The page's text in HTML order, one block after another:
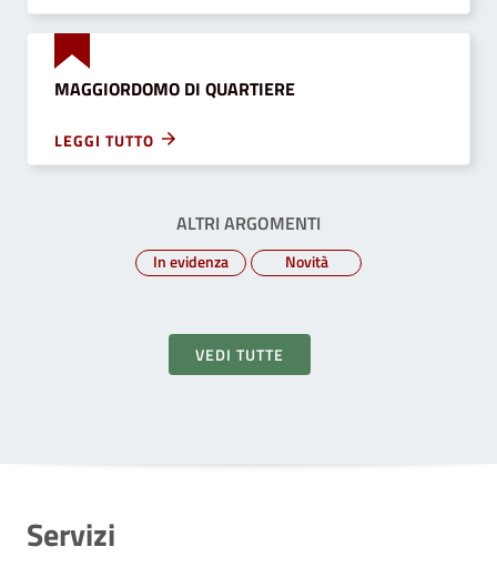
MAGGIORDOMO DI QUARTIERE
LEGGI TUTTO
ALTRI ARGOMENTI
In evidenza Novità
VEDI TUTTE
Servizi